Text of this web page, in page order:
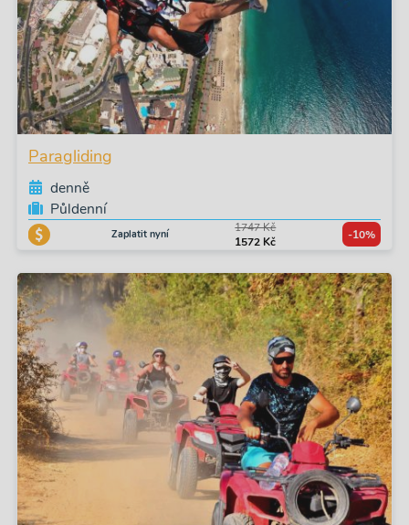
Paragliding
denně
Půldenní
Zaplatit nyní
1747 Kč
1572 Kč
-10%